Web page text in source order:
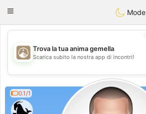
ahebik
Toggle
Mode
💖
💕
Trova la tua anima gemella
Scarica subito la nostra app di incontri!
0.1/1